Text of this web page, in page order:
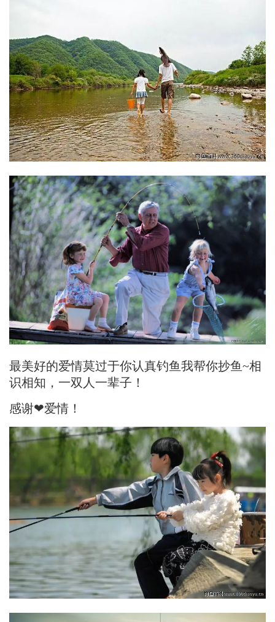
最美好的爱情莫过于你认真钓鱼我帮你抄鱼~相
识相知，一双人一辈子！
感谢❤爱情！